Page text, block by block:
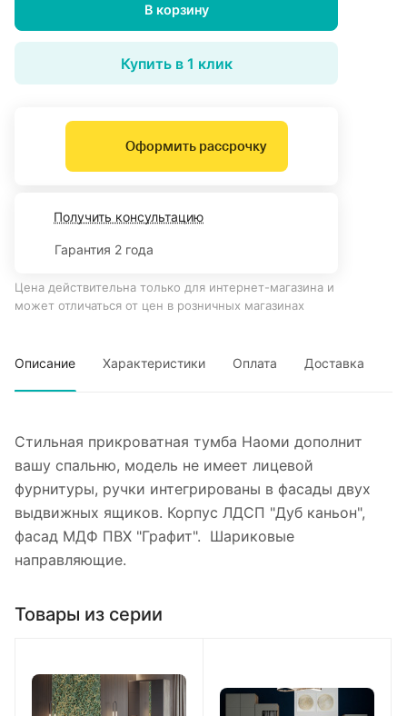
В корзину
Купить в 1 клик
Оформить рассрочку
Получить консультацию
Гарантия 2 года
Цена действительна только для интернет-магазина и
может отличаться от цен в розничных магазинах
Описание Характеристики Оплата Доставка
Стильная прикроватная тумба Наоми дополнит
вашу спальню, модель не имеет лицевой
фурнитуры, ручки интегрированы в фасады двух
выдвижных ящиков. Корпус ЛДСП "Дуб каньон",
фасад МДФ ПВХ "Графит". Шариковые
направляющие.
Товары из серии